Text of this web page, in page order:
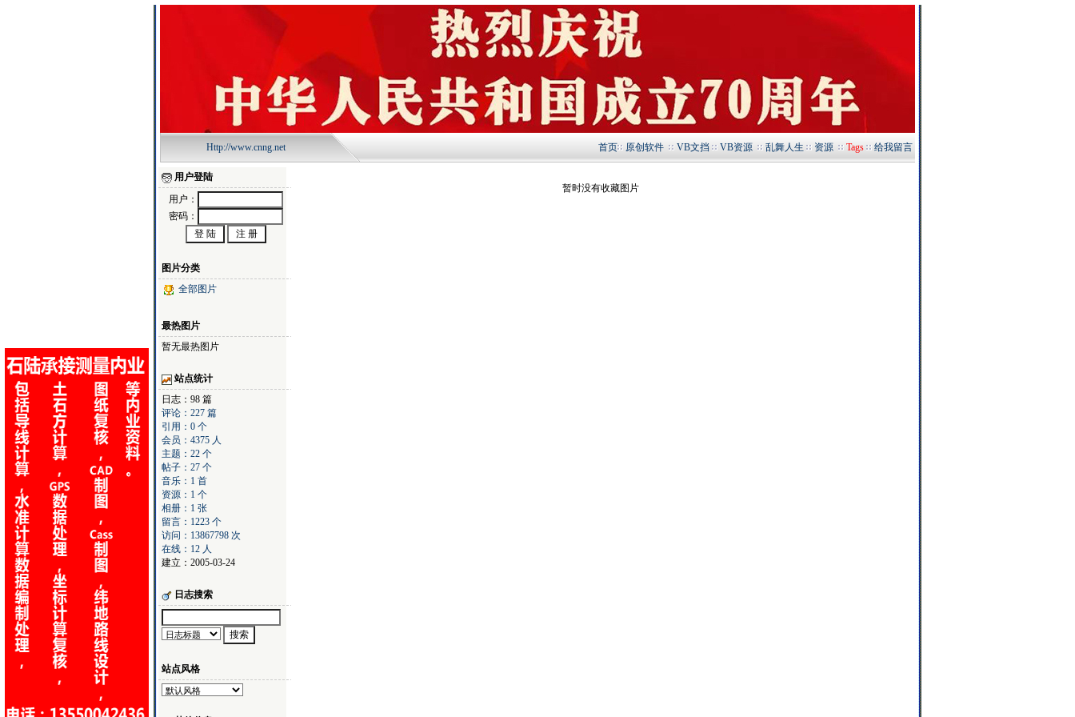
Http://www.cnng.net 首页 原创软件 VB文挡 VB资源 乱舞人生 资源 Tags 给我留言
用户登陆
用户：
密码：
图片分类
全部图片
最热图片
暂无最热图片
站点统计
日志：98 篇
评论：227 篇
引用：0 个
会员：4375 人
主题：22 个
帖子：27 个
音乐：1 首
资源：1 个
相册：1 张
留言：1223 个
访问：13867798 次
在线：12 人
建立：2005-03-24
日志搜索
站点风格
暂时没有收藏图片